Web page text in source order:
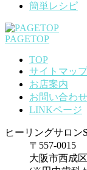
簡単レシピ
PAGETOP
TOP
サイトマップ
お店案内
お問い合わせ
LINKページ
ヒーリングサロン
〒557-0015
大阪市西成